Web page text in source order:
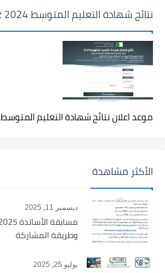
نتائج شهادة التعليم المتوسط 2024 bem.onec.dz
موعد اعلان نتائج شهادة التعليم المتوسط 2025 résultat bem
الأكثر مشاهدة
ديسمبر 11, 2025
وطريقة المشاركة
يوليو 25, 2025